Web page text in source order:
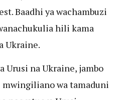
Baadhi ya wachambuzi
hili kama
Ukraine.
Urusi na Ukraine, jambo
wa tamaduni